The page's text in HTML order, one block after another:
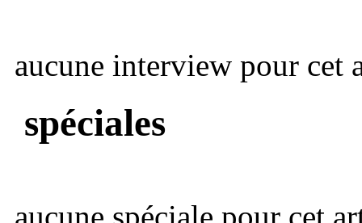
aucune interview pour cet
spéciales